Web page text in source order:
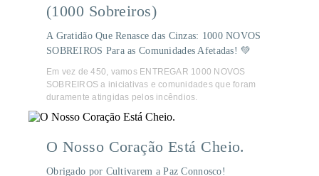
(1000 Sobreiros)
A Gratidão Que Renasce das Cinzas: 1000 NOVOS
SOBREIROS Para as Comunidades Afetadas! 💚
Em vez de 450, vamos ENTREGAR 1000 NOVOS
SOBREIROS a iniciativas e comunidades que foram
duramente atingidas pelos incêndios.
O Nosso Coração Está Cheio.
Obrigado por Cultivarem a Paz Connosco!